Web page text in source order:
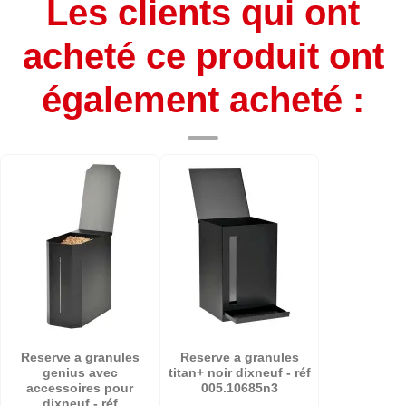
Les clients qui ont
acheté ce produit ont
également acheté :
Reserve a granules
genius avec
accessoires pour
Reserve a granules
titan+ noir dixneuf - réf
005.10685n3